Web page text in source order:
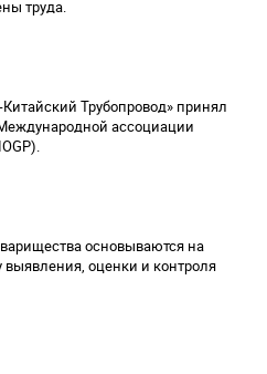
труда.
Трубопровод» принял
ассоциации
основываются на
оценки и контроля